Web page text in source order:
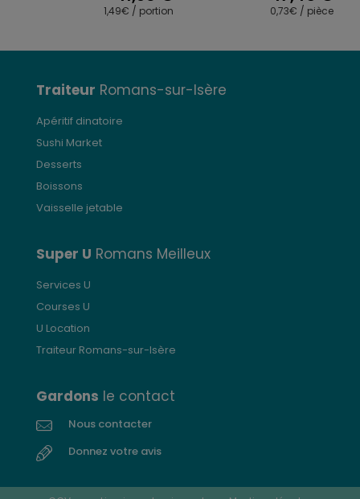
1,49€ / portion 0,73€ / pièce
Traiteur Romans-sur-Isère
Apéritif dinatoire
Sushi Market
Desserts
Boissons
Vaisselle jetable
Super U Romans Meilleux
Services U
Courses U
U Location
Traiteur Romans-sur-Isère
Gardons le contact
Nous contacter
Donnez votre avis